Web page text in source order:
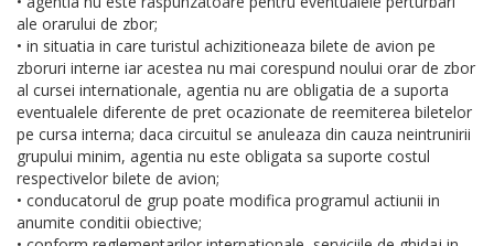
ale orarului de zbor;
• in situatia in care turistul achizitioneaza bilete de avion pe
zboruri interne iar acestea nu mai corespund noului orar de zbor
al cursei internationale, agentia nu are obligatia de a suporta
eventualele diferente de pret ocazionate de reemiterea biletelor
pe cursa interna; daca circuitul se anuleaza din cauza neintrunirii
grupului minim, agentia nu este obligata sa suporte costul
respectivelor bilete de avion;
• conducatorul de grup poate modifica programul actiunii in
anumite conditii obiective;